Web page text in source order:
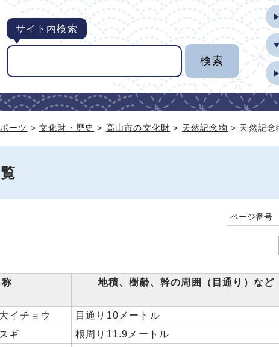
サイト内検索
ーツ >文化財・歴史 > 高山市の文化財 > 天然記念物 > 天然記念
ページ番号
地積、樹齢、幹の周囲（目通り）など
イチョウ 目通り10メートル
ギ 根周り11.9メートル